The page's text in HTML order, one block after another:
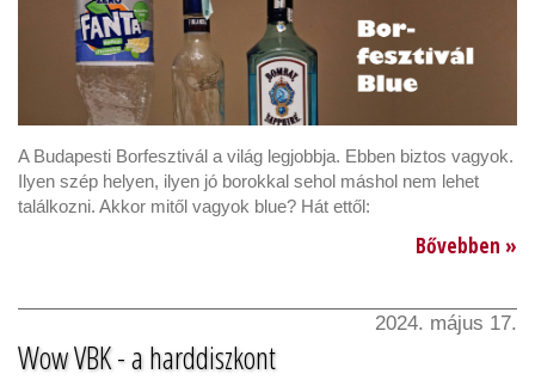
A Budapesti Borfesztivál a világ legjobbja. Ebben biztos vagyok.
Ilyen szép helyen, ilyen jó borokkal sehol máshol nem lehet
találkozni. Akkor mitől vagyok blue? Hát ettől:
Bővebben »
2024. május 17.
Wow VBK - a harddiszkont